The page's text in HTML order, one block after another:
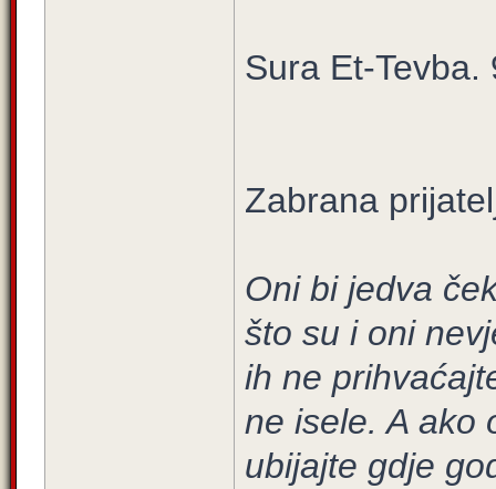
Sura Et-Tevba.
Zabrana
Oni bi jedva
što su i oni
ih ne
ne isele. A ako
ubijajte gdje